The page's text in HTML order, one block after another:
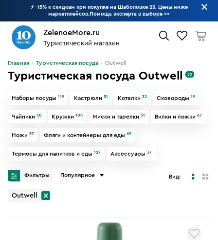
⚡ -15% к скидкам при покупке на Шаболовке 23. Цены ниже
маркетплейсов.Помощь эксперта в выборе >>
ZelenoeMore.ru
Туристический магазин
Что будем искать?
Главная Туристическая посуда Outwell
Туристическая посуда Outwell 22
Наборы посуды 119 Кастрюли 51 Котелки 32 Сковороды 19
Чайники 30 Кружки 104 Миски и тарелки 51 Вилки и ложки 67
Ножи 57 Фляги и контейнеры для еды 69
Термосы для напитков и еды 127 Аксессуары 37
Фильтры Популярное Вид:
Outwell